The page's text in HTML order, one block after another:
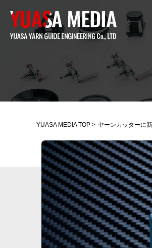
YUASA MEDIA TOP > ヤーンカッターに